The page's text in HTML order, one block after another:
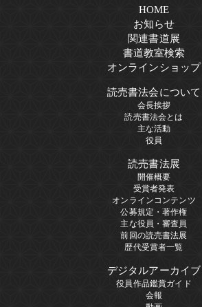
HOME
お知らせ
関連書道展
書道教室検索
オンラインショップ
読売書法会について
会長挨拶
読売書法会とは
主な活動
役員
読売書法展
開催概要
受賞者発表
オンラインコンテンツ
公募規定・著作権
主な役員・審査員
前回の読売書法展
歴代受賞者一覧
デジタルアーカイブ
役員作品鑑賞ガイド
会報